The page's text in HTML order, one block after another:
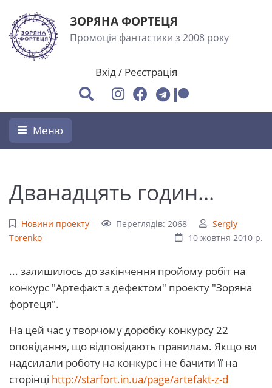
ЗОРЯНА ФОРТЕЦЯ
Промоція фантастики з 2008 року
Вхід/ Реєстрація
Меню
Дванадцять годин...
Новини проекту Переглядів: 2068
Sergiy
Torenko
10 жовтня 2010 р.
... залишилось до закінчення пройому робіт на
конкурс "Артефакт з дефектом" проекту "Зоряна
фортеця".
На цей час у творчому доробку конкурсу 22
оповідання, що відповідають правилам. Якщо ви
надсилали роботу на конкурс і не бачити її на
сторінці http://starfort.in.ua/page/artefakt-z-d